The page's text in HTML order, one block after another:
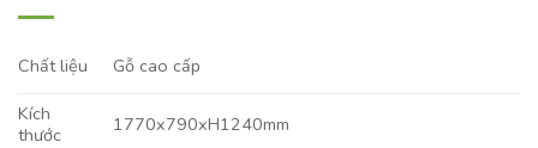
Chất liệu
Gỗ cao cấp
Kích
thước
1770x790xH1240mm